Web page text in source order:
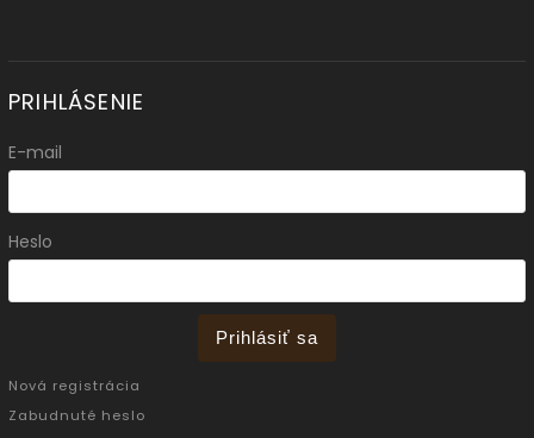
PRIHLÁSENIE
E-mail
Heslo
Prihlásiť sa
Nová registrácia
Zabudnuté heslo